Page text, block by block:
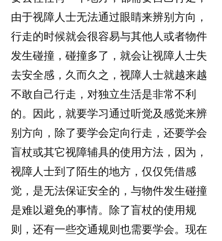
由于视障人士无法通过眼睛来辨别方向，
行走的时候就会很容易与其他人或者物件
发生碰撞，碰撞多了，就会让视障人士失
去安全感，久而久之，视障人士就越来越
不敢自己行走，对独立生活是非常不利
的。因此，就要学习通过听觉及感觉来辨
别方向，除了要学会定向行走，还要学会
盲杖或其它视障辅具的使用方法，因为，
视障人士到了陌生的地方，仅仅凭借感
觉，是无法保证安全的，与物件发生碰撞
是难以避免的事情。除了盲杖的使用规
则，还有一些交通规则也需要学会。现在